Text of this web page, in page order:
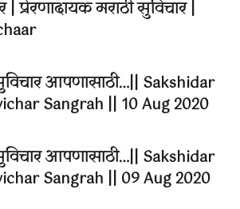
| प्रेरणादायक मराठी सुविचार |
आपणासाठी…|| Sakshidar
Sangrah || 10 Aug 2020
आपणासाठी…|| Sakshidar
Sangrah || 09 Aug 2020